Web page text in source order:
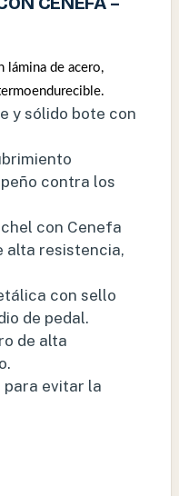
lámina de acero,
y sólido bote con
contra los
con Cenefa
alta resistencia,
con sello
de pedal.
de alta
para evitar la